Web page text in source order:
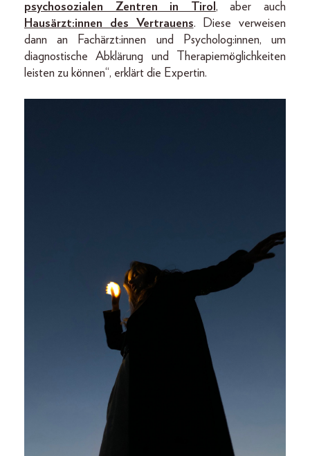
psychosozialen Zentren in Tirol , aber auch
Hausärzt:innen des Vertrauens. Diese verweisen
dann an Fachärzt:innen und Psycholog:innen, um
diagnostische Abklärung und Therapiemöglichkeiten
leisten zu können“, erklärt die Expertin.